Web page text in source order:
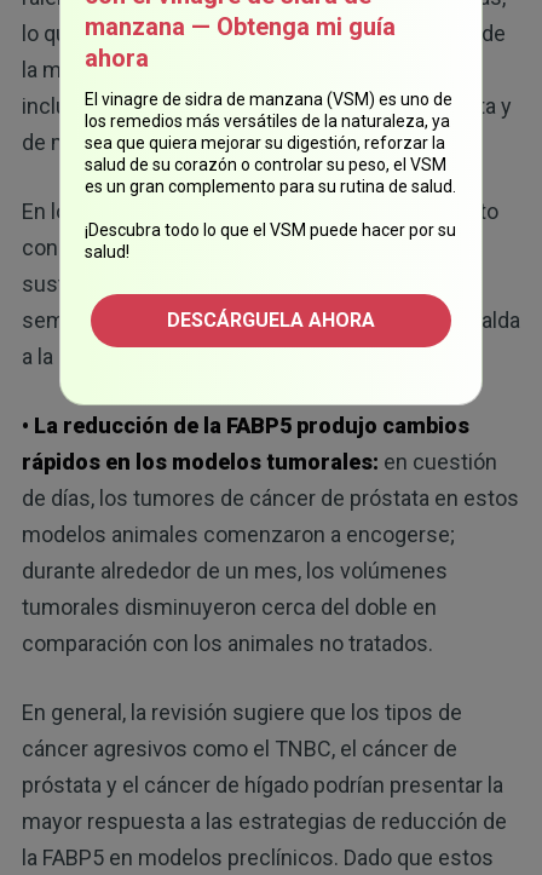
lo que disminuyó la proliferación celular en más de
la mitad en varios tipos de cáncer agresivos,
incluyendo líneas celulares de cáncer de próstata y
de mama.
En los estudios preclínicos citados, el tratamiento
con inhibidores de FABP5 redujo de manera
sustancial el tamaño del tumor en cuestión de
semanas y disminuyó la metástasis, lo que respalda
a la FABP5 como una posible diana terapéutica.
• La reducción de la FABP5 produjo cambios
rápidos en los modelos tumorales: en cuestión
de días, los tumores de cáncer de próstata en estos
modelos animales comenzaron a encogerse;
durante alrededor de un mes, los volúmenes
tumorales disminuyeron cerca del doble en
comparación con los animales no tratados.
En general, la revisión sugiere que los tipos de
cáncer agresivos como el TNBC, el cáncer de
próstata y el cáncer de hígado podrían presentar la
mayor respuesta a las estrategias de reducción de
la FABP5 en modelos preclínicos. Dado que estos
manzana — Obtenga mi guía
ahora
El vinagre de sidra de manzana (VSM) es uno de
los remedios más versátiles de la naturaleza, ya
sea que quiera mejorar su digestión, reforzar la
salud de su corazón o controlar su peso, el VSM
es un gran complemento para su rutina de salud.
¡Descubra todo lo que el VSM puede hacer por su
salud!
DESCÁRGUELA AHORA